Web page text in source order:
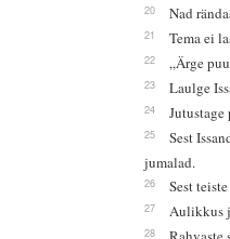
20 Nad
21 Tema ei
22 „Ärge
23 Laulge
24 Jutustage
25
Sest
jumalad.
26 Sest
27 Aulikkus
28